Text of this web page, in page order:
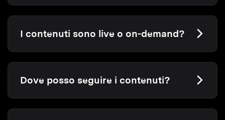
I contenuti sono live o on-demand?
Dove posso seguire i contenuti?